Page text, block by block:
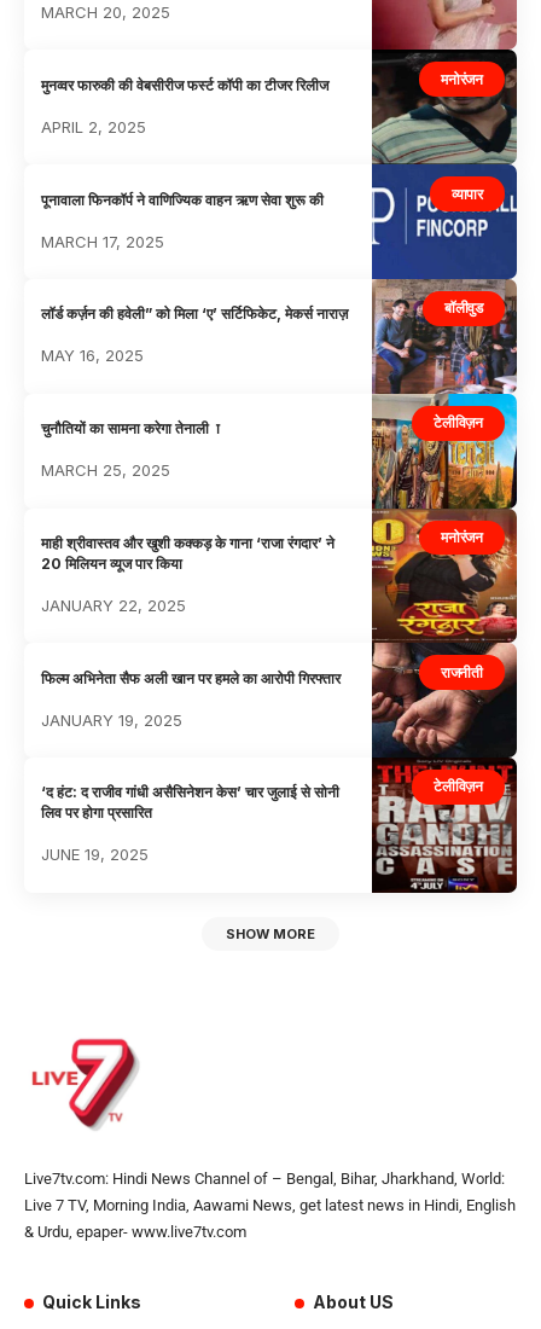
MARCH 20, 2025
मनोरंजन
मुनव्वर फारुकी की वेबसीरीज फर्स्ट कॉपी का टीजर रिलीज
APRIL 2, 2025
व्यापार
पूनावाला फिनकॉर्प ने वाणिज्यिक वाहन ऋण सेवा शुरू की
MARCH 17, 2025
बॉलीवुड
लॉर्ड कर्ज़न की हवेली” को मिला ‘ए’ सर्टिफिकेट, मेकर्स नाराज़
MAY 16, 2025
टेलीविज़न
चुनौतियों का सामना करेगा तेनाली ा
MARCH 25, 2025
मनोरंजन
माही श्रीवास्तव और खुशी कक्कड़ के गाना ‘राजा रंगदार’ ने
20 मिलियन व्यूज पार किया
JANUARY 22, 2025
राजनीती
फिल्म अभिनेता सैफ अली खान पर हमले का आरोपी गिरफ्तार
JANUARY 19, 2025
टेलीविज़न
‘द हंट: द राजीव गांधी असैसिनेशन केस’ चार जुलाई से सोनी
लिव पर होगा प्रसारित
JUNE 19, 2025
SHOW MORE
Live7tv.com: Hindi News Channel of – Bengal, Bihar, Jharkhand, World:
Live 7 TV, Morning India, Aawami News, get latest news in Hindi, English
& Urdu, epaper- www.live7tv.com
Quick Links About US